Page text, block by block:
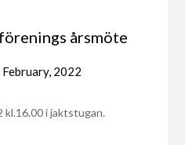
årsmöte
February, 2022
kl.16.00 i jaktstugan.